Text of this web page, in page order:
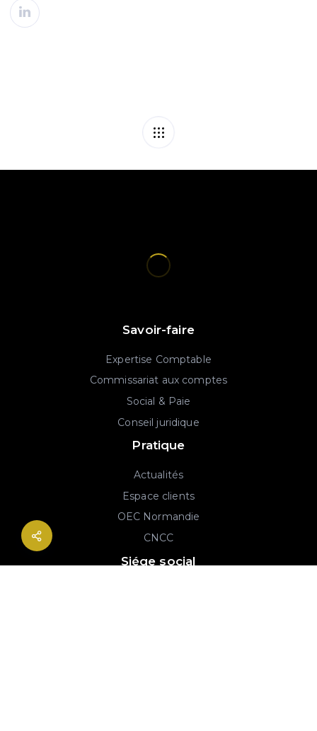
Savoir-faire
Expertise Comptable
Commissariat aux comptes
Social & Paie
Conseil juridique
Pratique
Actualités
Espace clients
OEC Normandie
CNCC
Siége social